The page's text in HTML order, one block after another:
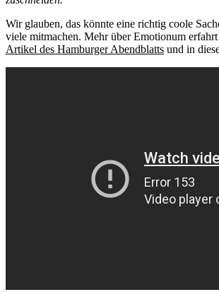
Wir glauben, das könnte eine richtig coole
viele mitmachen. Mehr über Emotionum
Artikel des Hamburger Abendblatts und in